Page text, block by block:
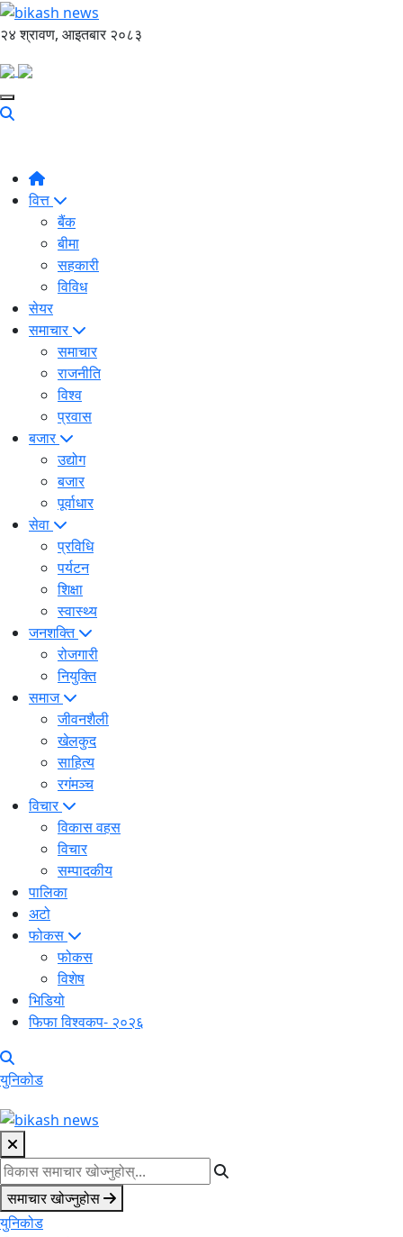
२४ श्रावण, आइतबार २०८३
वित्त
बैंक
बीमा
सहकारी
विविध
सेयर
समाचार
समाचार
राजनीति
विश्व
प्रवास
बजार
उद्योग
बजार
पूर्वाधार
सेवा
प्रविधि
पर्यटन
शिक्षा
स्वास्थ्य
जनशक्ति
रोजगारी
नियुक्ति
समाज
जीवनशैली
खेलकुद
साहित्य
रगंमञ्च
विचार
विकास वहस
विचार
सम्पादकीय
पालिका
अटो
फोकस
फोकस
विशेष
भिडियो
फिफा विश्वकप- २०२६
युनिकोड
समाचार खोज्नुहोस
युनिकोड